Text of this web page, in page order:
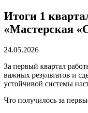
Итоги 1
«Мастерская
24.05.2026
За первый квартал
важных результатов и
устойчивой системы
Что получилось за